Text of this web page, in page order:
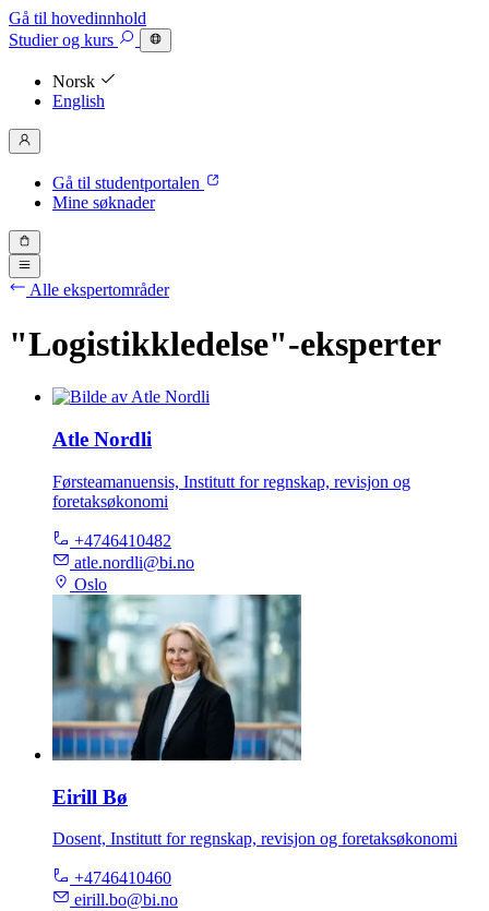
Gå til hovedinnhold
Studierog kurs
Norsk
English
Gå til studentportalen
Mine søknader
Alle ekspertområder
"Logistikkledelse"-eksperter
Atle Nordli
Førsteamanuensis, Institutt for regnskap, revisjon og
foretaksøkonomi
+4746410482
atle.nordli@bi.no
Oslo
Eirill Bø
Dosent, Institutt for regnskap, revisjon og foretaksøkonomi
+4746410460
eirill.bo@bi.no